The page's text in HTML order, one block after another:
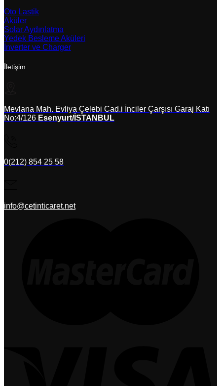
Oto Lastik
Aküler
Solar Aydınlatma
Yedek Besleme Aküleri
İnverter ve Charger
İletişim
Mevlana Mah. Evliya Çelebi Cad.i İnciler Çarşısı Garaj Katı
No:4/126 Esenyurt/İSTANBUL
0(212) 854 25 58
info@cetinticaret.net